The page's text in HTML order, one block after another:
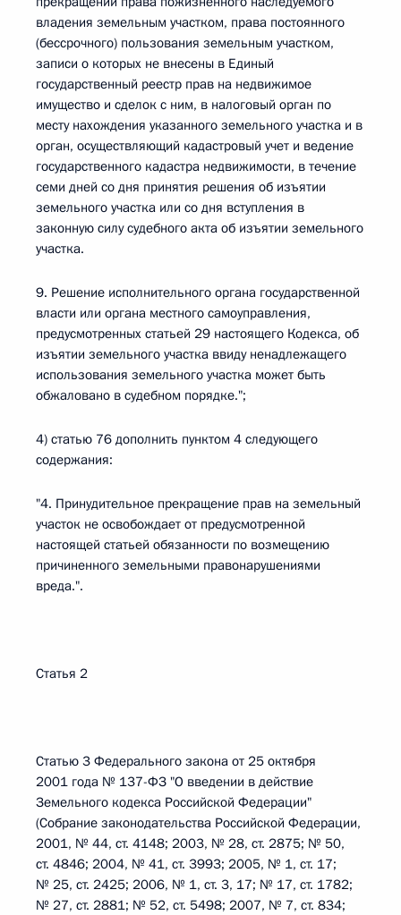
владения земельным участком, права постоянного
(бессрочного) пользования земельным участком,
записи о которых не внесены в Единый
государственный реестр прав на недвижимое
имущество и сделок с ним, в налоговый орган по
месту нахождения указанного земельного участка и в
орган, осуществляющий кадастровый учет и ведение
государственного кадастра недвижимости, в течение
семи дней со дня принятия решения об изъятии
земельного участка или со дня вступления в
законную силу судебного акта об изъятии земельного
участка.
9. Решение исполнительного органа государственной
власти или органа местного самоуправления,
предусмотренных статьей 29 настоящего Кодекса, об
изъятии земельного участка ввиду ненадлежащего
использования земельного участка может быть
обжаловано в судебном порядке.";
4) статью 76 дополнить пунктом 4 следующего
содержания:
"4. Принудительное прекращение прав на земельный
участок не освобождает от предусмотренной
настоящей статьей обязанности по возмещению
причиненного земельными правонарушениями
вреда.".
Статья 2
Статью 3 Федерального закона от 25 октября
2001 года № 137-ФЗ "О введении в действие
Земельного кодекса Российской Федерации"
(Собрание законодательства Российской Федерации,
2001, № 44, ст. 4148; 2003, № 28, ст. 2875; № 50,
ст. 4846; 2004, № 41, ст. 3993; 2005, № 1, ст. 17;
№ 25, ст. 2425; 2006, № 1, ст. 3, 17; № 17, ст. 1782;
№ 27, ст. 2881; № 52, ст. 5498; 2007, № 7, ст. 834;